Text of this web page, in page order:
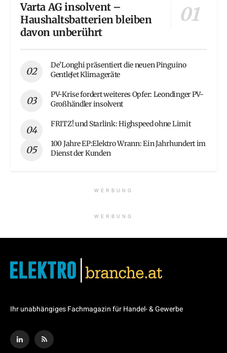
Varta AG insolvent –
Haushaltsbatterien bleiben
davon unberührt
De’Longhi präsentiert die neuen Pinguino
GentleJet Klimageräte
PV-Krise fordert weiteres Opfer: Leondinger PV-
Großhändler insolvent
FRITZ! und Starlink: Highspeed ohne Limit
100 Jahre EP:Elektro Wrann: Ein Jahrhundert im
Dienst der Kunden
WERBUNG
WERBUNG
Ihr unabhängiges Fachmagazin für Handel- & Gewerbe